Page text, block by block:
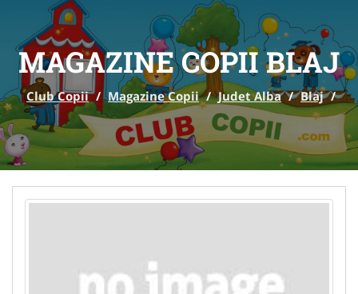
MAGAZINE COPII BLAJ
Club Copii / Magazine Copii / Judet Alba / Blaj /